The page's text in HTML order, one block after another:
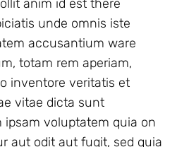
anim id est there
unde omnis iste
accusantium ware
totam rem aperiam,
inventore veritatis et
vitae dicta sunt
ipsam voluptatem quia on
aut odit aut fugit, sed quia